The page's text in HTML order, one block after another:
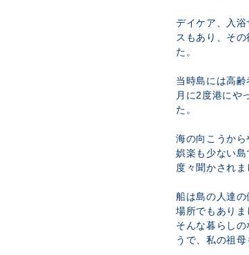
デイケア、入
スもあり、そ
た。
当時島には高
月に2度港にや
た。
海の向こうか
娯楽も少ない
度々聞かされま
船は島の人達
場所でもあり
そんな暮らし
うで、私の祖母